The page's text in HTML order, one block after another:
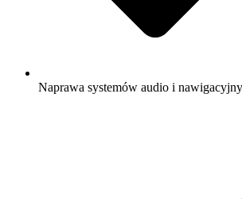
Naprawa systemów audio i